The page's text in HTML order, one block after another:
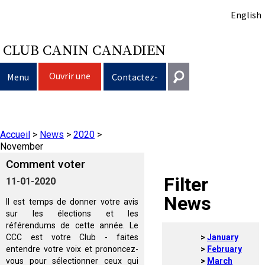
English
CLUB CANIN CANADIEN
Menu Ouvrir une Contactez-
Puppy List
Le choix d’une race
Tous les chiens
Trouver un éleveur responsable
Éducation du chien
Programme Bon voisin canin du CCC
Je veux faire tester mon chien
Éducation
Assurance vétérinaire
Création d'un club
Ressources pour les clubs
Élevage
Standards de race du CCC
Événements
Général
information@ckc.ca
416-675-5511
Sans frais 1-855-364-7252
5397 Eglinton Avenue W.
Bureau 101
Etobicoke (Ontario)
J'ai oublié mon nom d'utilisateur
J'ai oublié mon mot de passe
Accueil > News > 2020 >
November
Filter
News
January
February
March
Comment voter
11-01-2020
Il est temps de donner votre avis
sur les élections et les
référendums de cette année. Le
CCC est votre Club - faites
entendre votre voix et prononcez-
vous pour sélectionner ceux qui